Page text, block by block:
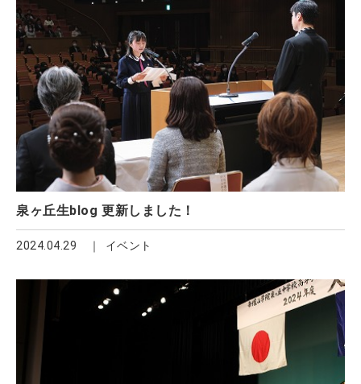
泉ヶ丘生blog 更新しました！
2024.04.29 イベント